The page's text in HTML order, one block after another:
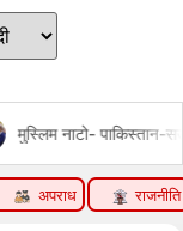
तुर्किये ने रक्षा समझौता
अपराध राजनीति